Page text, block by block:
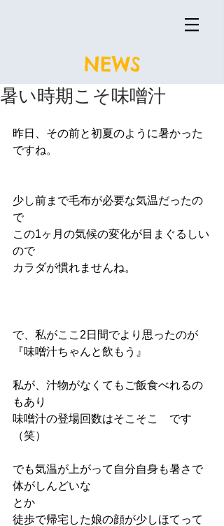
NEWS
暑い時期こそ味噌汁
昨日、その前と初夏のように暑かった
ですね。
少し前まで毛布が必要な気温だったの
で
この1ヶ月の気候の変化が目まぐるしい
ので
カラダが慣れませんね。
で、私がここ2日間でより思ったのが
『味噌汁ちゃんと飲もう』
私が、汁物がなくてもご飯食べれるの
もあり
味噌汁の登場回数はそこそこ　です
（笑）
でも気温が上がって自分自身も暑さで
体がしんどいな
とか
徒歩で帰宅した娘の顔が少しほてって